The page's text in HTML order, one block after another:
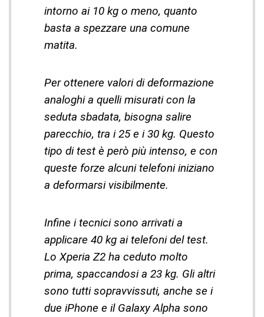
intorno ai 10 kg o meno, quanto
basta a spezzare una comune
matita.
Per ottenere valori di deformazione
analoghi a quelli misurati con la
seduta sbadata, bisogna salire
parecchio, tra i 25 e i 30 kg. Questo
tipo di test è però più intenso, e con
queste forze alcuni telefoni iniziano
a deformarsi visibilmente.
Infine i tecnici sono arrivati a
applicare 40 kg ai telefoni del test.
Lo Xperia Z2 ha ceduto molto
prima, spaccandosi a 23 kg. Gli altri
sono tutti sopravvissuti, anche se i
due iPhone e il Galaxy Alpha sono